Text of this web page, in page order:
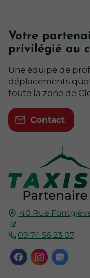
40 Rue
09 74 56 23 07
Votre
privilégié au
Une équipe de
déplacements
toute la zone de
Contact